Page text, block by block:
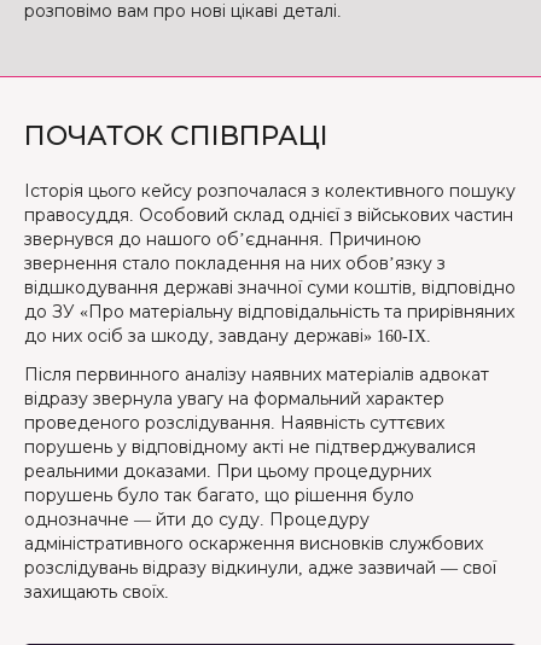
розповімо вам про нові цікаві деталі.
ПОЧАТОК СПІВПРАЦІ
Історія цього кейсу розпочалася з колективного пошуку
правосуддя. Особовий склад однієї з військових частин
звернувся до нашого об’єднання. Причиною
звернення стало покладення на них обов’язку з
відшкодування державі значної суми коштів, відповідно
до ЗУ «Про матеріальну відповідальність та прирівняних
до них осіб за шкоду, завдану державі» 160-IX.
Після первинного аналізу наявних матеріалів адвокат
відразу звернула увагу на формальний характер
проведеного розслідування. Наявність суттєвих
порушень у відповідному акті не підтверджувалися
реальними доказами. При цьому процедурних
порушень було так багато, що рішення було
однозначне — йти до суду. Процедуру
адміністративного оскарження висновків службових
розслідувань відразу відкинули, адже зазвичай — свої
захищають своїх.